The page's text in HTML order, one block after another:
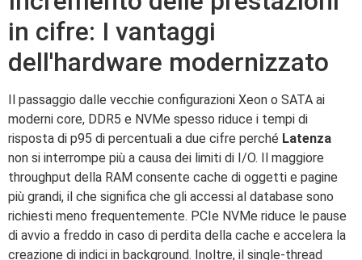
in cifre: I vantaggi
dell'hardware modernizzato
Il passaggio dalle vecchie configurazioni Xeon o SATA ai
moderni core, DDR5 e NVMe spesso riduce i tempi di
risposta di p95 di percentuali a due cifre perché Latenza
non si interrompe più a causa dei limiti di I/O. Il maggiore
throughput della RAM consente cache di oggetti e pagine
più grandi, il che significa che gli accessi al database sono
richiesti meno frequentemente. PCIe NVMe riduce le pause
di avvio a freddo in caso di perdita della cache e accelera la
creazione di indici in background. Inoltre, il single-thread